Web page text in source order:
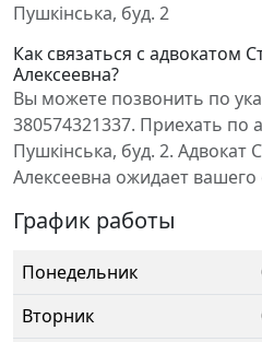
Пушкінська, буд. 2
Как связаться с адвокатом
Алексеевна?
Вы можете позвонить по
380574321337. Приехать по
Пушкінська, буд. 2. Адвокат
Алексеевна ожидает
График работы
Понедельник
Вторник